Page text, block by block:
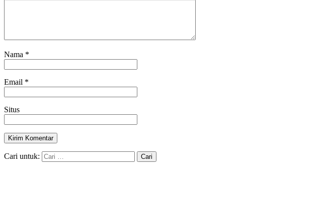
Nama *
Email *
Situs
Cari untuk: